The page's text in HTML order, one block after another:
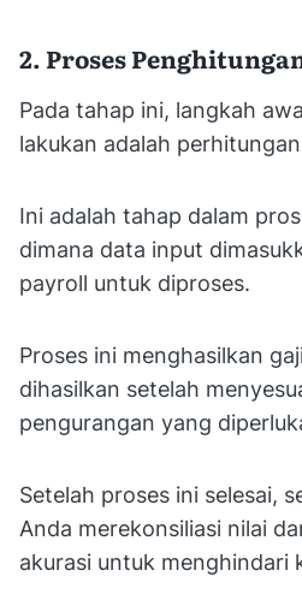
2. Proses
Pada tahap ini, langkah
lakukan adalah
Ini adalah tahap dalam
dimana data input
payroll untuk diproses.
Proses ini menghasilkan
dihasilkan setelah
pengurangan yang
Setelah proses ini selesai,
Anda merekonsiliasi nilai
akurasi untuk menghindari